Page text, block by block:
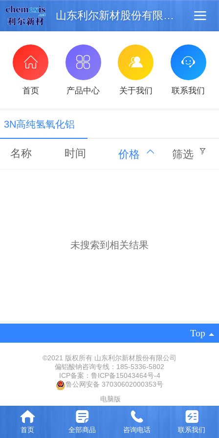
山东利尔新材股份有限公司
首页 产品中心 关于我们 联系我们
3N高纯氢氧化铝
名称 时间 价格 筛选
未搜索到相关结果
Top
©2021 版权所有 山东利尔新材股份有限公司
偏铝酸钠咨询专线：185-5336-5802
ICP备案： 鲁ICP备15043464号-‍4‍
鲁公网安备 37030602000353号
电脑版
首页 全部商品 咨询电话 联系我们